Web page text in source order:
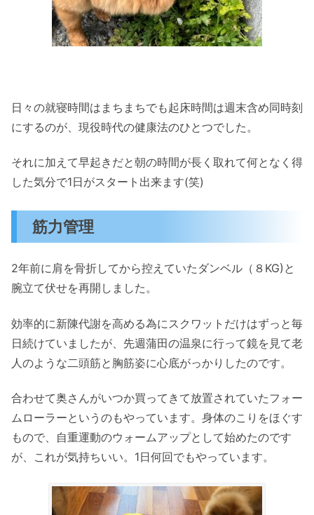
日々の就寝時間はまちまちでも起床時間は週末含め同時刻
にするのが、現役時代の健康法のひとつでした。
それに加えて早起きだと朝の時間が長く取れて何となく得
した気分で1日がスタート出来ます(笑)
筋力管理
2年前に肩を骨折してから控えていたダンベル（８KG)と
腕立て伏せを再開しました。
効率的に新陳代謝を高める為にスクワットだけはずっと毎
日続けていましたが、先週蒲田の温泉に行って鏡を見て老
人のような二頭筋と胸筋姿に心底がっかりしたのです。
合わせて奥さんがいつか買ってきて放置されていたフォー
ムローラーというのもやっています。身体のこりをほぐす
もので、自重運動のウォームアップとして始めたのです
が、これが気持ちいい。1日何回でもやっています。